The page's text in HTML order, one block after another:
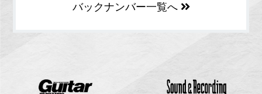
バックナンバー一覧へ